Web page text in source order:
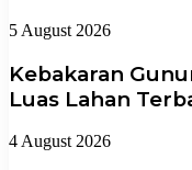
5 August 2026
Kebakaran
Luas Lahan
4 August 2026